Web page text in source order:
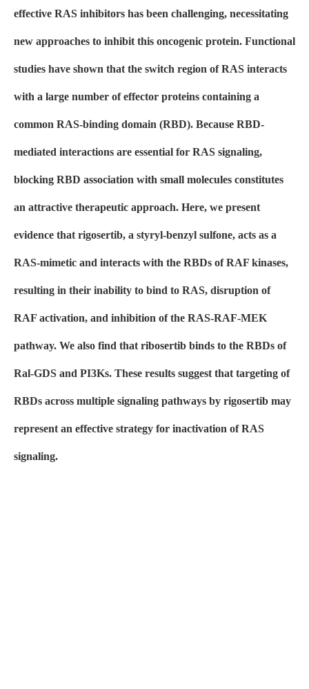
effective RAS inhibitors has been challenging, necessitating
new approaches to inhibit this oncogenic protein. Functional
studies have shown that the switch region of RAS interacts
with a large number of effector proteins containing a
common RAS-binding domain (RBD). Because RBD-
mediated interactions are essential for RAS signaling,
blocking RBD association with small molecules constitutes
an attractive therapeutic approach. Here, we present
evidence that rigosertib, a styryl-benzyl sulfone, acts as a
RAS-mimetic and interacts with the RBDs of RAF kinases,
resulting in their inability to bind to RAS, disruption of
RAF activation, and inhibition of the RAS-RAF-MEK
pathway. We also find that ribosertib binds to the RBDs of
Ral-GDS and PI3Ks. These results suggest that targeting of
RBDs across multiple signaling pathways by rigosertib may
represent an effective strategy for inactivation of RAS
signaling.